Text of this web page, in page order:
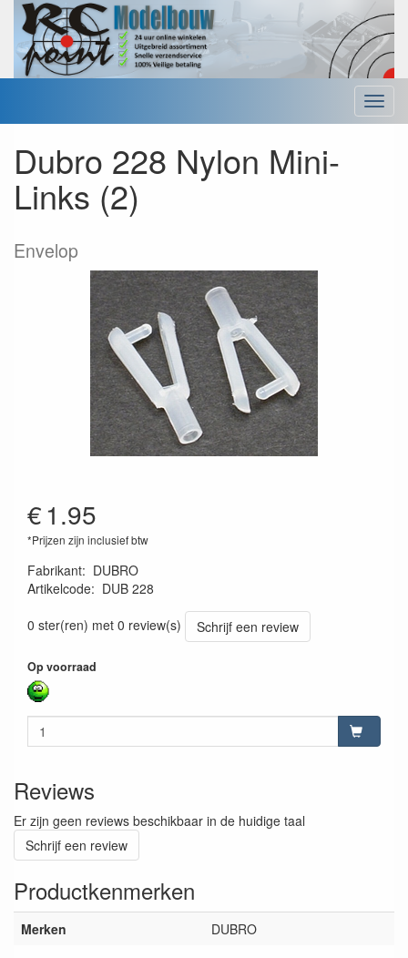
Menu
Dubro 228 Nylon Mini-
Links (2)
Envelop
€1.95
*Prijzen zijn inclusief btw
Fabrikant: DUBRO
Artikelcode: DUB 228
0 ster(ren) met 0 review(s)
Schrijf een review
Op voorraad
Reviews
Er zijn geen reviews beschikbaar in de huidige taal
Schrijf een review
Productkenmerken
Merken DUBRO